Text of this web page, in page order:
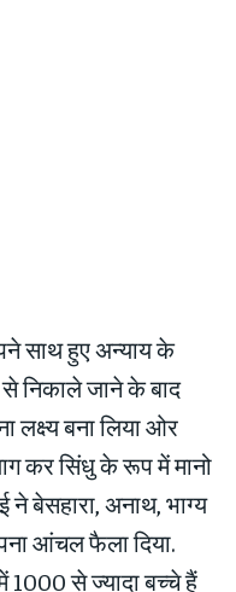
साथ हुए अन्याय के
से निकाले जाने के बाद
लक्ष्य बना लिया ओर
कर सिंधु के रूप में मानो
ने बेसहारा, अनाथ, भाग्य
आंचल फैला दिया.
1000 से ज्यादा बच्चे हैं